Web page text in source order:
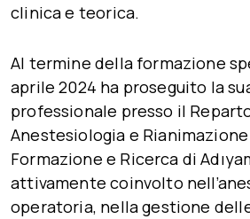
clinica e teorica.
Al termine della formazione
aprile 2024 ha proseguito la
professionale presso il
Anestesiologia e
Formazione e Ricerca di
attivamente coinvolto
operatoria, nella gestione